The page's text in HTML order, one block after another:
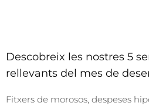
Descobreix les nostres 5
rellevants del mes de
Fitxers de morosos, despeses